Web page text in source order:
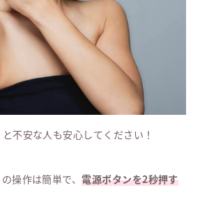
不安な人も安心してください！
操作は簡単で、電源ボタンを2秒押す